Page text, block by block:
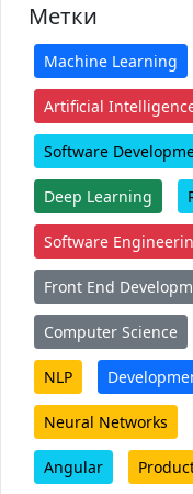
Метки
Machine Learning
Artificial
Software
Deep Learning
Software
Front End
Computer Science
NLP
Neural Networks
Angular